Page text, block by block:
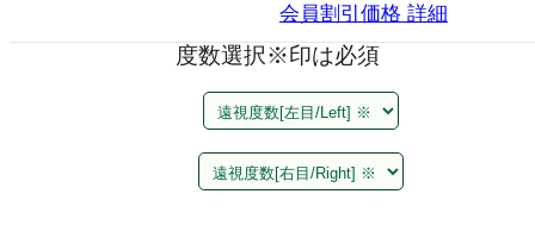
会員割引価格 詳細
度数選択※印は必須